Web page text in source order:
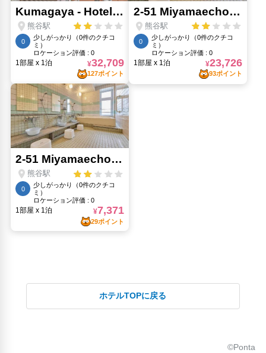
ホテルTOPに戻る
©Ponta